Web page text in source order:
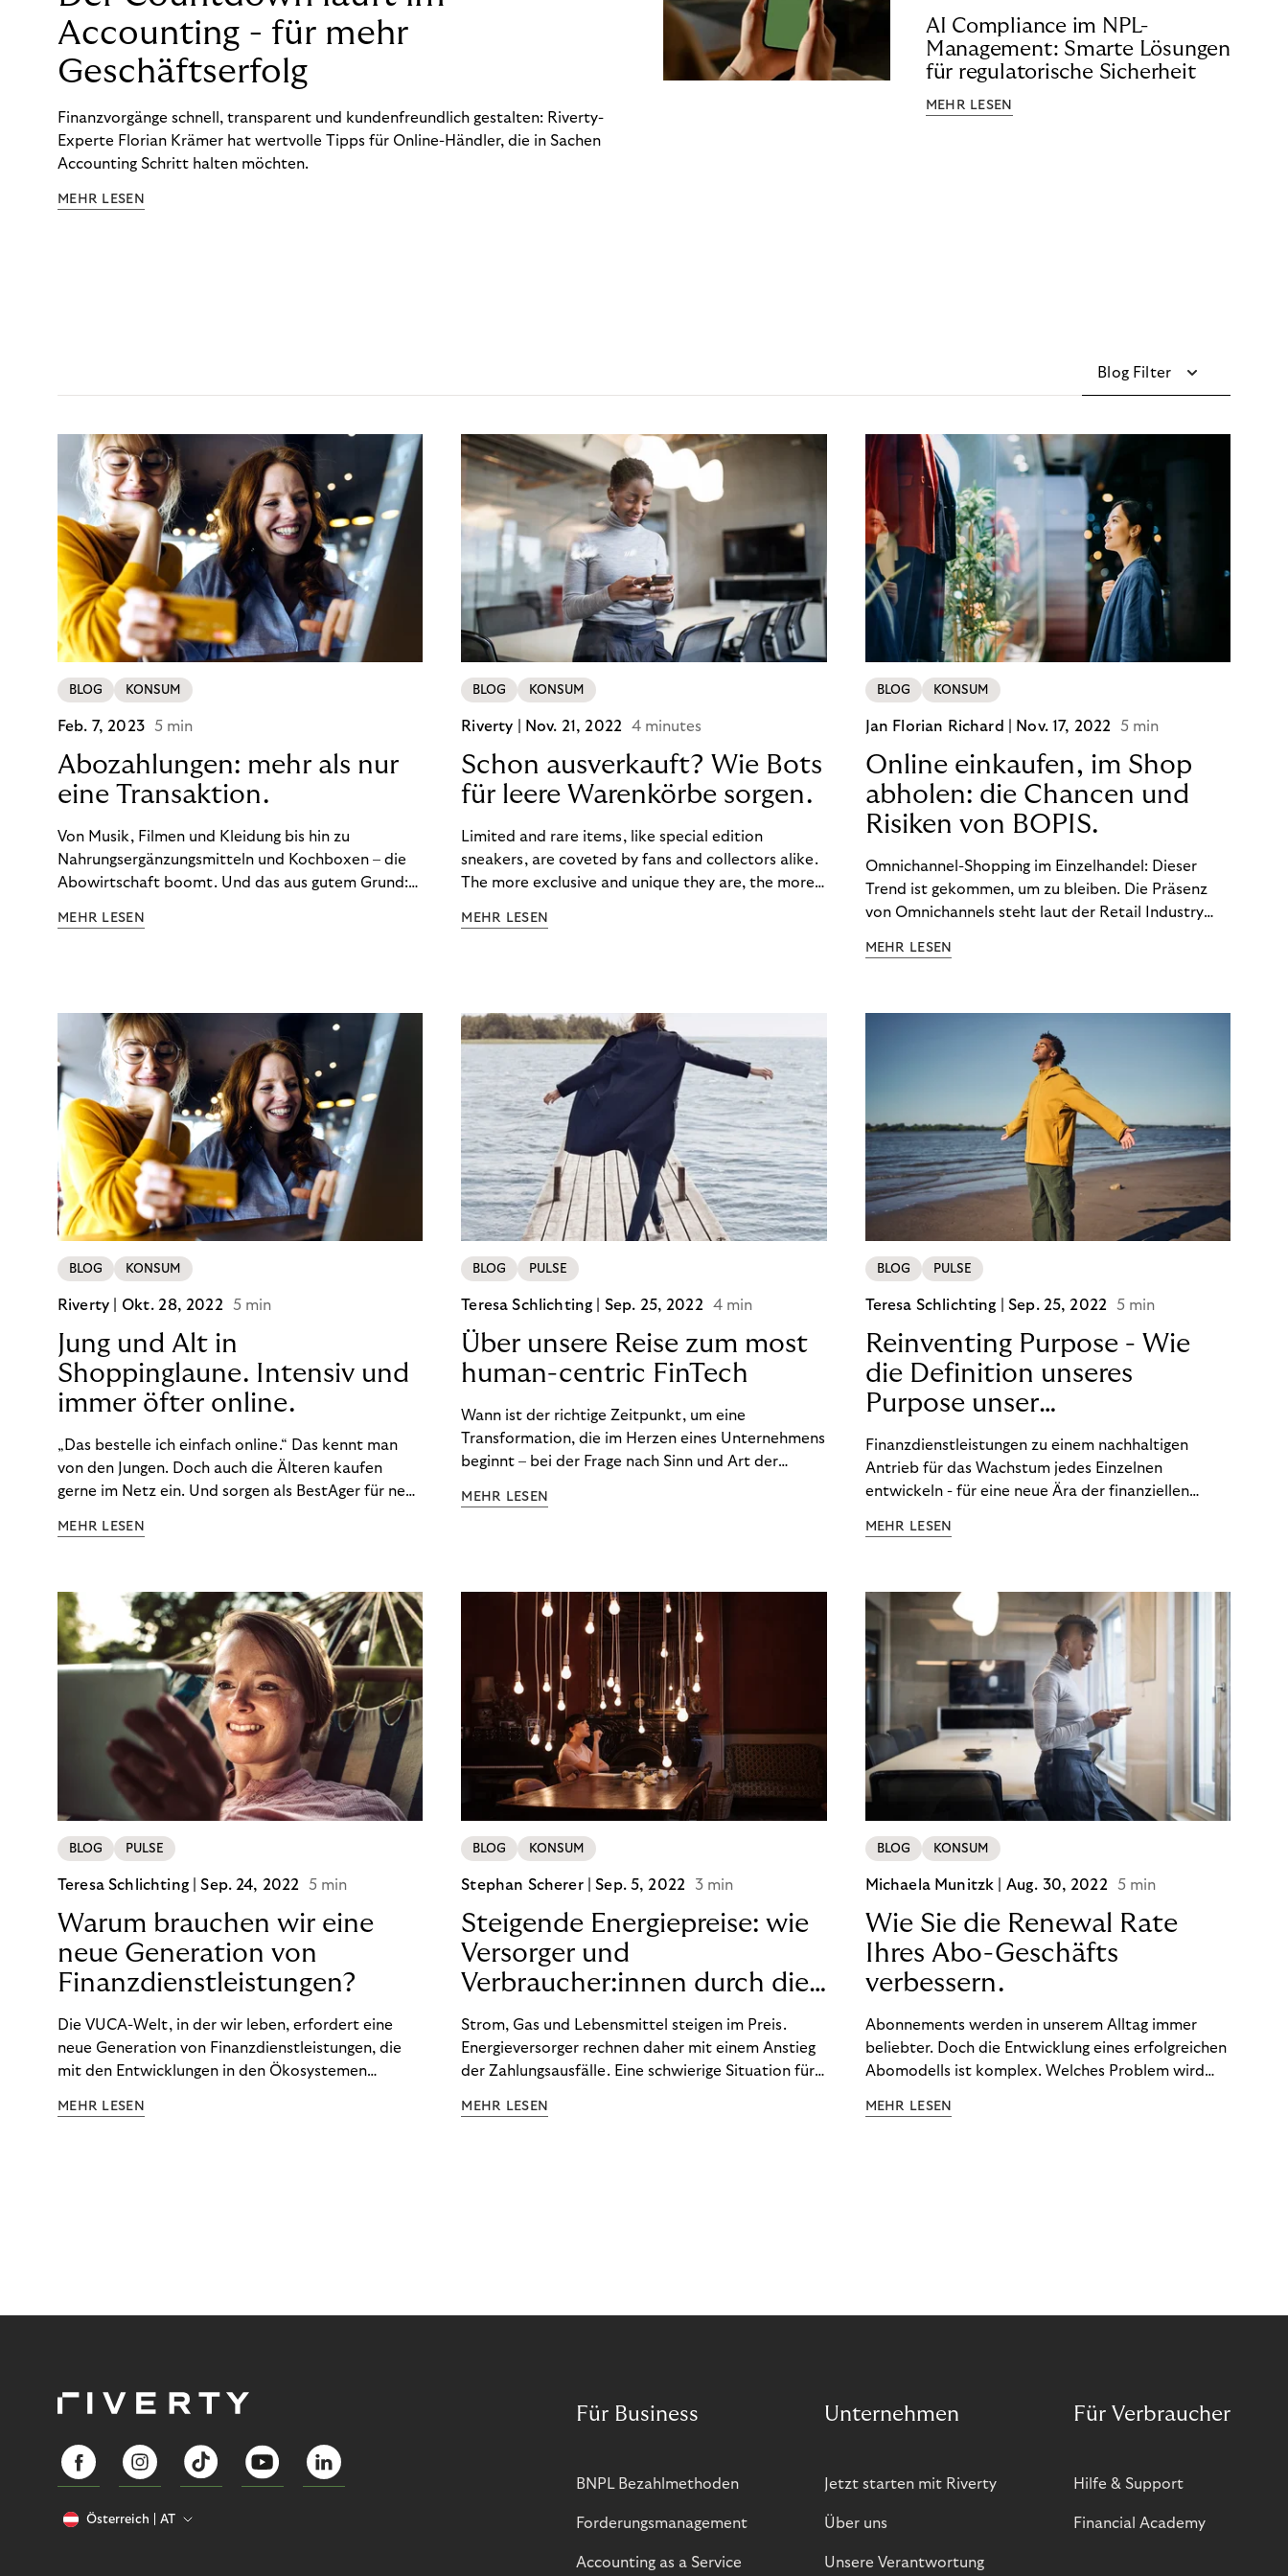
Accounting - für mehr
Geschäftserfolg
Finanzvorgänge schnell, transparent und kundenfreundlich gestalten: Riverty-
Experte Florian Krämer hat wertvolle Tipps für Online-Händler, die in Sachen
Accounting Schritt halten möchten.
MEHR LESEN
AI Compliance im NPL-
Management: Smarte Lösungen
für regulatorische Sicherheit
MEHR LESEN
Blog Filter
BLOG KONSUM
Feb. 7, 2023 5 min
Abozahlungen: mehr als nur
eine Transaktion.
Von Musik, Filmen und Kleidung bis hin zu
Nahrungsergänzungsmitteln und Kochboxen – die
Abowirtschaft boomt. Und das aus gutem Grund:
wünschen. Sie ermöglichen es uns, Produkte und
entdeckt. Und das neue Geschäftsmodell rentiert
sich. Doch was genau können Sie tun, um
Abozahlungen für Ihren Erfolg zu nutzen?
MEHR LESEN
BLOG KONSUM
Riverty | Nov. 21, 2022 4 minutes
Schon ausverkauft? Wie Bots
für leere Warenkörbe sorgen.
Limited and rare items, like special edition
sneakers, are coveted by fans and collectors alike.
The more exclusive and unique they are, the more
industry uses artificial scarcity, also known as a
value. You might be thinking, “Kerching!”. But this is
really an unwanted side effect – one which more
and more companies are taking technical steps to
tackle.
MEHR LESEN
BLOG KONSUM
Jan Florian Richard | Nov. 17, 2022 5 min
Online einkaufen, im Shop
abholen: die Chancen und
Risiken von BOPIS.
Omnichannel-Shopping im Einzelhandel: Dieser
Trend ist gekommen, um zu bleiben. Die Präsenz
von Omnichannels steht laut der Retail Industry
nicht mehr verzichtet werden kann. Ein fester
online ein und holen die Ware im Shop ab. BOPIS
bietet zwar viele Vorteile, hat aber auch seinen
Preis. Potenzielle Betrugsfälle oder zusätzliche
Betriebskosten sind nur einige der Risiken. Ist es
das also wert? Wir stellen die Vor- und Nachteile
von BOPIS vor.
MEHR LESEN
BLOG KONSUM
Riverty | Okt. 28, 2022 5 min
Jung und Alt in
Shoppinglaune. Intensiv und
immer öfter online.
„Das bestelle ich einfach online.“ Das kennt man
von den Jungen. Doch auch die Älteren kaufen
gerne im Netz ein. Und sorgen als BestAger für neue
von der Generation Z. Wir haben genauer
MEHR LESEN
BLOG PULSE
Teresa Schlichting | Sep. 25, 2022 4 min
Über unsere Reise zum most
human-centric FinTech
Wann ist der richtige Zeitpunkt, um eine
Transformation, die im Herzen eines Unternehmens
beginnt – bei der Frage nach Sinn und Art der
kommuniziert man ein Ziel, das so ganzheitlich ist,
Krisen der richtige Moment, über eine Zukunft zu
sprechen, die den Menschen in den Mittelpunkt
unseres wirtschaftlichen Handelns stellt? Eine
Zukunft, die auf der festen Überzeugung aufbaut,
dass jeder das Recht haben sollte, seiner Berufung
und Leidenschaft zu folgen?
MEHR LESEN
BLOG PULSE
Teresa Schlichting |Sep. 25, 2022 5 min
Reinventing Purpose - Wie
die Definition unseres
Purpose unser
Transformation beeinflusst
hat!
Finanzdienstleistungen zu einem nachhaltigen
Antrieb für das Wachstum jedes Einzelnen
entwickeln - für eine neue Ära der finanziellen
Startpunkt unserer Transformation. Lesen Sie mehr
haben.
MEHR LESEN
BLOG PULSE
Teresa Schlichting |Sep. 24, 2022 5 min
Warum brauchen wir eine
neue Generation von
Finanzdienstleistungen?
Die VUCA-Welt, in der wir leben, erfordert eine
neue Generation von Finanzdienstleistungen, die
mit den Entwicklungen in den Ökosystemen
finanzielle Situation jedes Einzelnen zugeschnitten
MEHR LESEN
BLOG KONSUM
Stephan Scherer |Sep. 5, 2022 3 min
Steigende Energiepreise: wie
Versorger und
Verbraucher:innen durch die
Krise kommen.
Strom, Gas und Lebensmittel steigen im Preis.
Energieversorger rechnen daher mit einem Anstieg
der Zahlungsausfälle. Eine schwierige Situation für
MEHR LESEN
BLOG KONSUM
Michaela Munitzk | Aug. 30, 2022 5 min
Wie Sie die Renewal Rate
Ihres Abo-Geschäfts
verbessern.
Abonnements werden in unserem Alltag immer
beliebter. Doch die Entwicklung eines erfolgreichen
Abomodells ist komplex. Welches Problem wird
behaupten? Wie viel sollten Kund:innen dafür
MEHR LESEN
Österreich AT
Für Business
BNPL Bezahlmethoden
Forderungsmanagement
Accounting as a Service
Unternehmen
Jetzt starten mit Riverty
Über uns
Unsere Verantwortung
Für Verbraucher
Hilfe & Support
Financial Academy